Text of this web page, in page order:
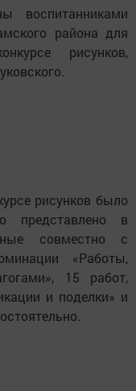
воспитанниками
района для
рисунков,
рисунков было
представлено в
совместно с
«Работы,
15 работ,
и поделки» и